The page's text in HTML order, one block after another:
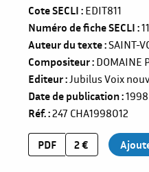
Cote SECLI EDIT811
Numéro de fiche SECLI
Auteur du texte SAINT-
Compositeur DOMAINE
Editeur Jubilus Voix
Date de publication 1998
Réf. 247 CHA1998012
PDF 2 €